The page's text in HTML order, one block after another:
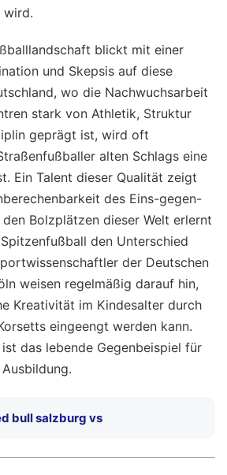
wird.
blickt mit einer
und Skepsis auf diese
wo die Nachwuchsarbeit
stark von Athletik, Struktur
geprägt ist, wird oft
alten Schlags eine
Ein Talent dieser Qualität zeigt
des Eins-gegen-
Bolzplätzen dieser Welt erlernt
den Unterschied
der Deutschen
weisen regelmäßig darauf hin,
Kreativität im Kindesalter durch
eingeengt werden kann.
das lebende Gegenbeispiel für
bull salzburg vs